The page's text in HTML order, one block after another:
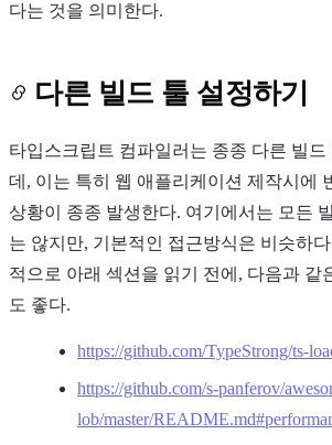
다는 것을 의미한다.
다른 빌드 툴 설정하기
타입스크립트 컴파일러는 종종 다른 빌
데, 이는 특히 웹 애플리케이션 제작시에
상황이 종종 발생한다. 여기에서는 모든
는 않지만, 기본적인 접근방식은 비슷하
적으로 아래 섹션을 읽기 전에, 다음과 같
도 좋다.
https://github.com/TypeStrong/ts-
https://github.com/s-panferov/
lob/master/